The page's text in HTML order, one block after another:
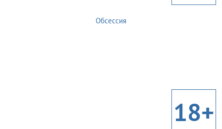
Обсессия
18+